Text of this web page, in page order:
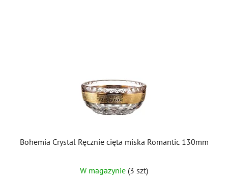
Bohemia Crystal Ręcznie cięta miska Romantic 130mm
W magazynie (3 szt)